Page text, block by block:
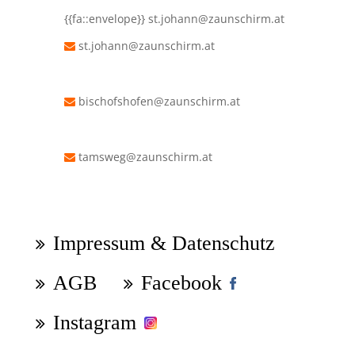
{{fa::envelope}} st.johann@zaunschirm.at
st.johann@zaunschirm.at
bischofshofen@zaunschirm.at
tamsweg@zaunschirm.at
überspringen
Impressum & Datenschutz
AGB
Facebook
Instagram